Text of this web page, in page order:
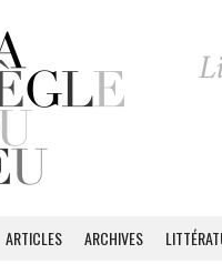
ARTICLES ARCHIVES